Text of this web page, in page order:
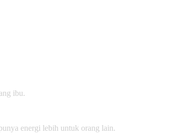
ibu.
energi lebih untuk orang lain.